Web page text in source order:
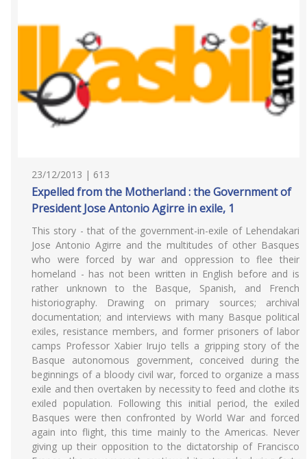
23/12/2013 | 613
Expelled from the Motherland : the Government of
President Jose Antonio Agirre in exile, 1
This story - that of the government-in-exile of Lehendakari
Jose Antonio Agirre and the multitudes of other Basques
who were forced by war and oppression to flee their
homeland - has not been written in English before and is
rather unknown to the Basque, Spanish, and French
historiography. Drawing on primary sources; archival
documentation; and interviews with many Basque political
exiles, resistance members, and former prisoners of labor
camps Professor Xabier Irujo tells a gripping story of the
Basque autonomous government, conceived during the
beginnings of a bloody civil war, forced to organize a mass
exile and then overtaken by necessity to feed and clothe its
exiled population. Following this initial period, the exiled
Basques were then confronted by World War and forced
again into flight, this time mainly to the Americas. Never
giving up their opposition to the dictatorship of Francisco